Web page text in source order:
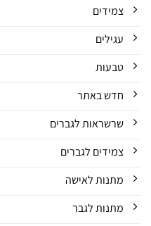
צמידים
עגילים
טבעות
חדש באתר
שרשראות לגברים
צמידים לגברים
מתנות לאישה
מתנות לגבר